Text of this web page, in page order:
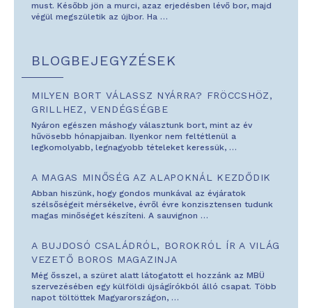
must. Később jön a murci, azaz erjedésben lévő bor, majd
végül megszületik az újbor. Ha …
BLOGBEJEGYZÉSEK
MILYEN BORT VÁLASSZ NYÁRRA? FRÖCCSHÖZ,
GRILLHEZ, VENDÉGSÉGBE
Nyáron egészen máshogy választunk bort, mint az év
hűvösebb hónapjaiban. Ilyenkor nem feltétlenül a
legkomolyabb, legnagyobb tételeket keressük, …
A MAGAS MINŐSÉG AZ ALAPOKNÁL KEZDŐDIK
Abban hiszünk, hogy gondos munkával az évjáratok
szélsőségeit mérsékelve, évről évre konzisztensen tudunk
magas minőséget készíteni. A sauvignon …
A BUJDOSÓ CSALÁDRÓL, BOROKRÓL ÍR A VILÁG
VEZETŐ BOROS MAGAZINJA
Még ősszel, a szüret alatt látogatott el hozzánk az MBÜ
szervezésében egy külföldi újságírókból álló csapat. Több
napot töltöttek Magyarországon, …